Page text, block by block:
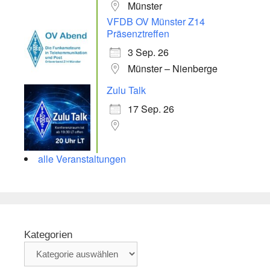
Münster
VFDB OV Münster Z14
Präsenztreffen
3 Sep. 26
Münster – Nienberge
Zulu Talk
17 Sep. 26
alle Veranstaltungen
Kategorien